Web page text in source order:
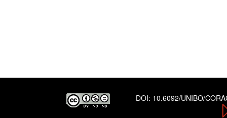
DOI: 10.6092/UNIBO/